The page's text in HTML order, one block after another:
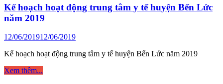
tra,
đánh
giá
lượng
bệnh
viện
năm
2019
Kế hoạch hoạt động trung tâm y tế huyện Bến Lức
năm 2019
12/06/201912/06/2019
Kế hoạch hoạt động trung tâm y tế huyện Bến Lức năm 2019
Kế
Xem thêm...